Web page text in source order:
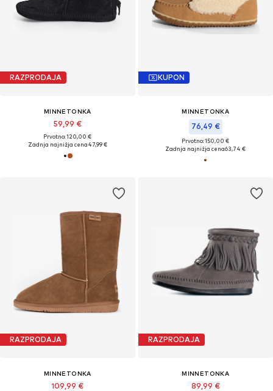
RAZPRODAJA
MINNETONKA
59,99 €
Prvotno: 120,00 €
Zadnja najnižja cena47,99 €
KUPON
MINNETONKA
76,49 €
Prvotno: 150,00 €
Zadnja najnižja cena63,74 €
RAZPRODAJA
MINNETONKA
109,99 €
RAZPRODAJA
MINNETONKA
89,99 €